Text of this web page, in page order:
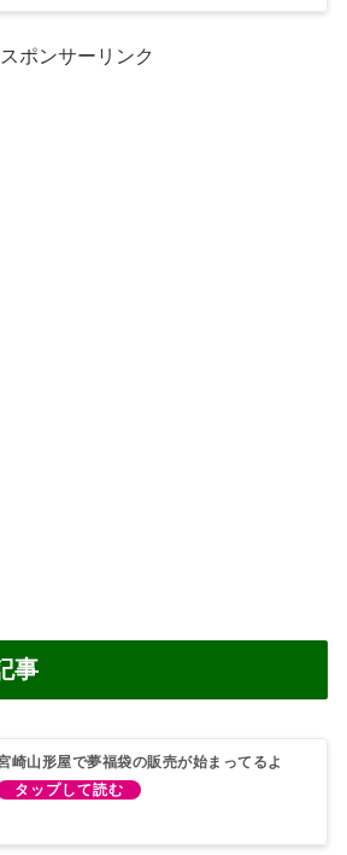
スポンサーリンク
事
崎山形屋で夢福袋の販売が始まってるよ